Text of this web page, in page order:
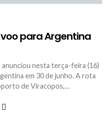
para Argentina
anunciou nesta terça-feira (16)
em 30 de junho. A rota
de Viracopos,…